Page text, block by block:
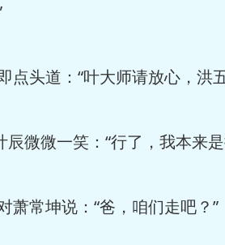
点头道：“叶大师请放心，洪
辰微微一笑：“行了，我本来
萧常坤说：“爸，咱们走吧？”